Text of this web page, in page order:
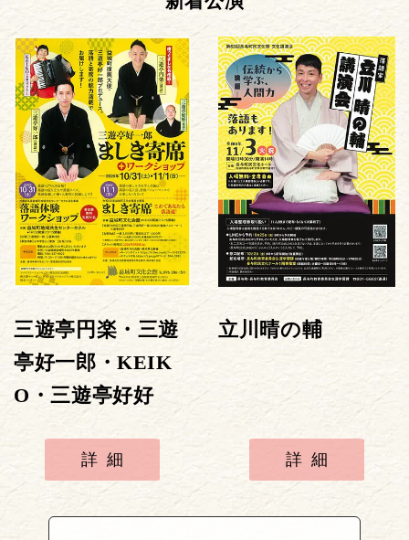
三遊亭円楽・三遊
亭好一郎・KEIK
O・三遊亭好好
詳細
立川晴の輔
詳細